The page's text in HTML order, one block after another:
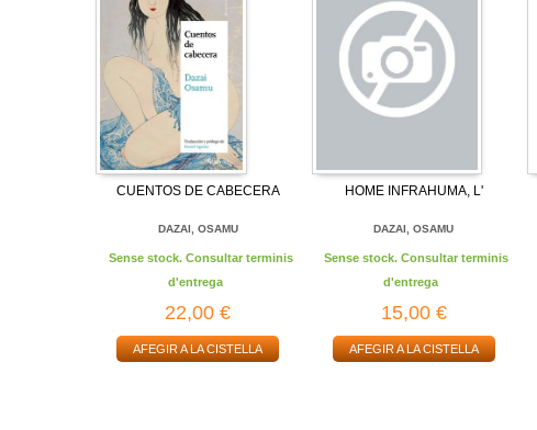
CUENTOS DE CABECERA
DAZAI, OSAMU
Sense stock. Consultar terminis
d'entrega
22,00 €
AFEGIR A LA CISTELLA
HOME INFRAHUMA, L'
DAZAI, OSAMU
Sense stock. Consultar terminis
d'entrega
15,00 €
AFEGIR A LA CISTELLA